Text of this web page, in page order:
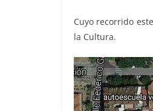
Cuyo recorrido
la Cultura.